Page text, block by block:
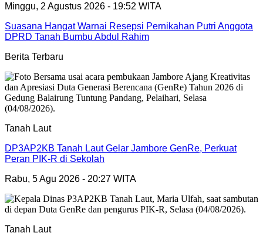
Minggu, 2 Agustus 2026 - 19:52 WITA
Suasana Hangat Warnai Resepsi Pernikahan Putri Anggota
DPRD Tanah Bumbu Abdul Rahim
Berita Terbaru
Tanah Laut
DP3AP2KB Tanah Laut Gelar Jambore GenRe, Perkuat
Peran PIK-R di Sekolah
Rabu, 5 Agu 2026 - 20:27 WITA
Tanah Laut